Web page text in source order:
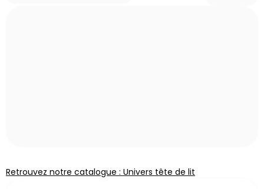
Retrouvez notre catalogue : Univers tête de lit